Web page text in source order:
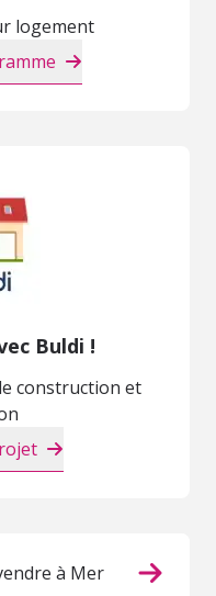
logement
Buldi !
construction et
à Mer